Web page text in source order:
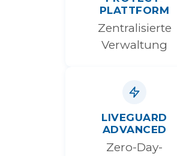
PLATTFORM
Zentralisierte
Verwaltung
LIVEGUARD
ADVANCED
Zero-Day-